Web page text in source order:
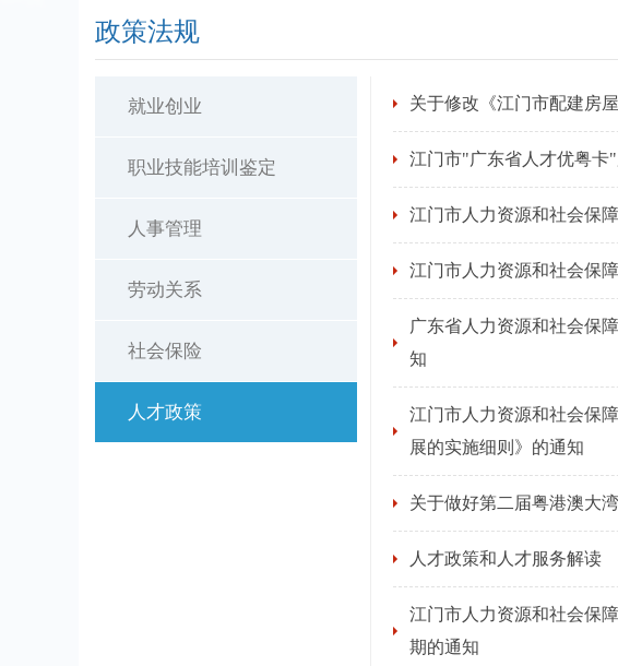
政策法规
就业创业
职业技能培训鉴定
人事管理
劳动关系
社会保险
人才政策
关于修改《江门市配建房
江门市"广东省人才优粤卡
江门市人力资源和社会保
江门市人力资源和社会保
广东省人力资源和社会保
知
江门市人力资源和社会保
展的实施细则》的通知
关于做好第二届粤港澳大
人才政策和人才服务解读
江门市人力资源和社会保
期的通知